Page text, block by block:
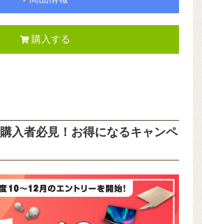
購入する
購入者必見！お得になるキャンペ